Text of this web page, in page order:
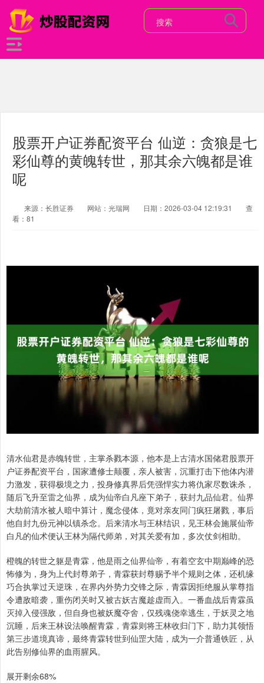
股票开户证券配资平台 仙逆：贪狼是七
彩仙尊的黄魄转世，那其余六魄都是谁
呢
来源：长胜证券 网站：光瑞网 日期：2026-03-04 12:19:31
查
看：81
清水仙君是赤魄转世，主掌杀戮本源，他本是上古清水国储君股票开
户证券配资平台，国家遭修士颠覆，亲人被害，沉重打击下他体内潜
力激发，获得极境之力，投身修真界后凭强悍实力将仇家尽数诛杀，
随后飞升至雷之仙界，成为仙帝白凡座下弟子，获封九品仙君。仙界
大劫前清水被人暗中算计，魔念侵体，竟对亲友同门疯狂屠戮，事后
他自封九份元神以镇杀念。后来清水与王林结识，见王林会施展仙帝
白凡的仙术便认王林为隔代师弟，对其关爱有加，多次仗剑相助。
橙魄的转世之躯是青霖，他是雨之仙界仙帝，有着空玄中期巅峰的恐
怖修为，身为上代封尊弟子，青霖获封尊赐予半个规则之体，还机缘
巧合执掌过天逆珠，在界内外势力交锋之际，青霖因拒绝服从掌尊指
令遭敌暗袭，重伤闭关时又被古妖古魔趁虚而入。一番血战后青霖虽
灭掉入侵强敌，但自身也被妖魔夺舍，仅残魂侥幸逃生，于妖灵之地
沉睡，后来王林设法唤醒青霖，青霖则将王林收归门下，助力其领悟
第三步道境真谛，最终青霖转世到仙罡大陆，成为一介普通铁匠，从
此告别修仙界的血雨腥风。
展开剩余68%